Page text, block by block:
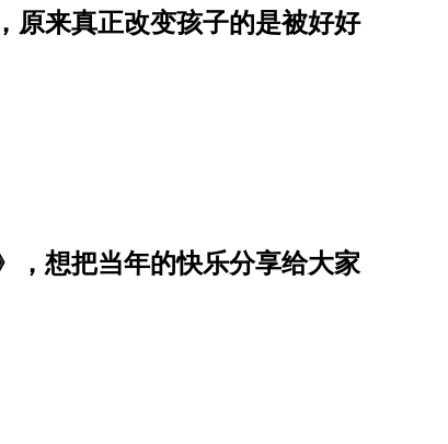
原来真正改变孩子的是被好好
，想把当年的快乐分享给大家